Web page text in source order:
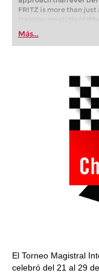
FRITZ is more than just
training revolution!
first steps into the
playing at a tournament
train more efficiently,
Más...
El Torneo Magistral
celebró del 21 al 29